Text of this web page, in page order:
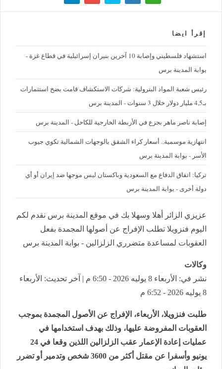
إقرأ ايضا
استشهاد فلسطيني وإصابة 10 آخرين بنيران إسرائيلية في قطاع غزة -
بوابة المدينة برس
رئيس شعبة المواد البترولية: شركات الاستكشاف قامت بضخ استثمارات
بـ4,5 مليار دولار خلال 3 سنوات - المدينة برس
إصابة ناصر ماهر بجزع في الأربطة الخارجية للكاحل - المدينة برس
‪انتهازية موسمية.. أسعار كراء الشقق بالوجهات الشمالية تكوي جيوب
الأسر - بوابة المدينة برس
تركيا: اتفاق الدفاع مع السعودية وباكستان ليس موجها ضد إيران أو أي
دولة أخرى - بوابة المدينة برس
عزيزي الزائر أهلا وسهلا بك في موقع المدينة برس نقدم لكم
اليوم فنزويلا تطلب الإفراج عن أصولها المجمدة بفعل
العقوبات لمساعدة متضرري الزلزالين - بوابة المدينة برس
وكالات
نشر في: الأربعاء 8 يوليه 2026 - 6:50 م | آخر تحديث: الأربعاء
8 يوليه 2026 - 6:52 م
طلبت فنزويلا، الأربعاء، الإفراج عن الأصول المجمدة بموجب
العقوبات المفروضة عليها، وذلك بهدف استخدامها في
عمليات إعادة الإعمار عقب الزلزالين اللذين وقعا في 24
يونيو وأسفرا عن مقتل أكثر من 3600 شخص وتدمير أو تضرر